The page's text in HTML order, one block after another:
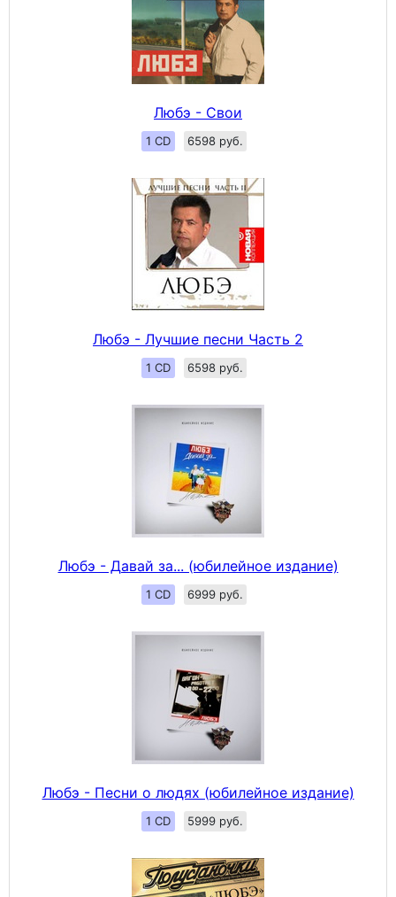
Любэ - Свои
1 CD 6598 руб.
Любэ - Лучшие песни Часть 2
1 CD 6598 руб.
Любэ - Давай за... (юбилейное издание)
1 CD 6999 руб.
Любэ - Песни о людях (юбилейное издание)
1 CD 5999 руб.